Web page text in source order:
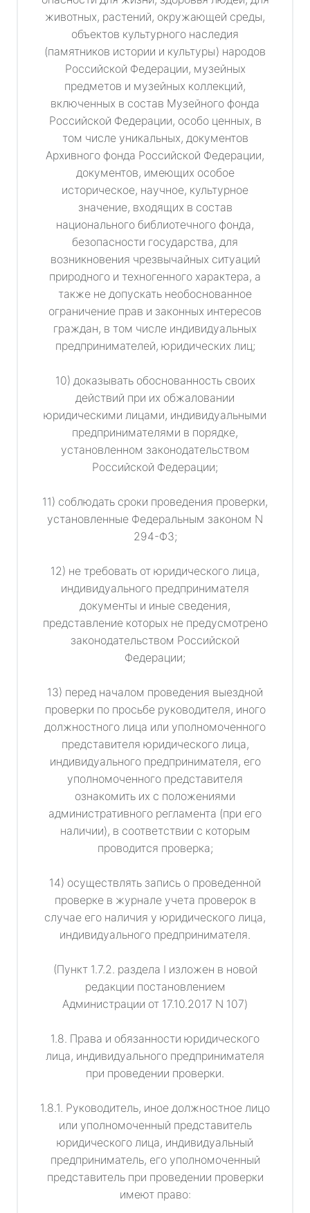
животных, растений, окружающей среды,
объектов культурного наследия
(памятников истории и культуры) народов
Российской Федерации, музейных
предметов и музейных коллекций,
включенных в состав Музейного фонда
Российской Федерации, особо ценных, в
том числе уникальных, документов
Архивного фонда Российской Федерации,
документов, имеющих особое
историческое, научное, культурное
значение, входящих в состав
национального библиотечного фонда,
безопасности государства, для
возникновения чрезвычайных ситуаций
природного и техногенного характера, а
также не допускать необоснованное
ограничение прав и законных интересов
граждан, в том числе индивидуальных
предпринимателей, юридических лиц;
10) доказывать обоснованность своих
действий при их обжаловании
юридическими лицами, индивидуальными
предпринимателями в порядке,
установленном законодательством
Российской Федерации;
11) соблюдать сроки проведения проверки,
установленные Федеральным законом N
294-ФЗ;
12) не требовать от юридического лица,
индивидуального предпринимателя
документы и иные сведения,
представление которых не предусмотрено
законодательством Российской
Федерации;
13) перед началом проведения выездной
проверки по просьбе руководителя, иного
должностного лица или уполномоченного
представителя юридического лица,
индивидуального предпринимателя, его
уполномоченного представителя
ознакомить их с положениями
административного регламента (при его
наличии), в соответствии с которым
проводится проверка;
14) осуществлять запись о проведенной
проверке в журнале учета проверок в
случае его наличия у юридического лица,
индивидуального предпринимателя.
(Пункт 1.7.2. раздела I изложен в новой
редакции постановлением
Администрации от 17.10.2017 N 107)
1.8. Права и обязанности юридического
лица, индивидуального предпринимателя
при проведении проверки.
1.8.1. Руководитель, иное должностное лицо
или уполномоченный представитель
юридического лица, индивидуальный
предприниматель, его уполномоченный
представитель при проведении проверки
имеют право: